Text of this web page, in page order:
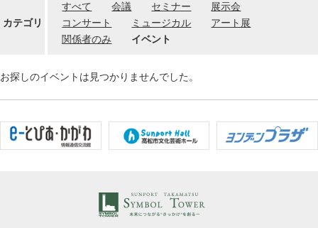
カテゴリ
すべて 会議 セミナー
展示会
コンサート
ミュージカル
アート展
関係者のみ
イベント
お探しのイベントは見つかりませんでした。